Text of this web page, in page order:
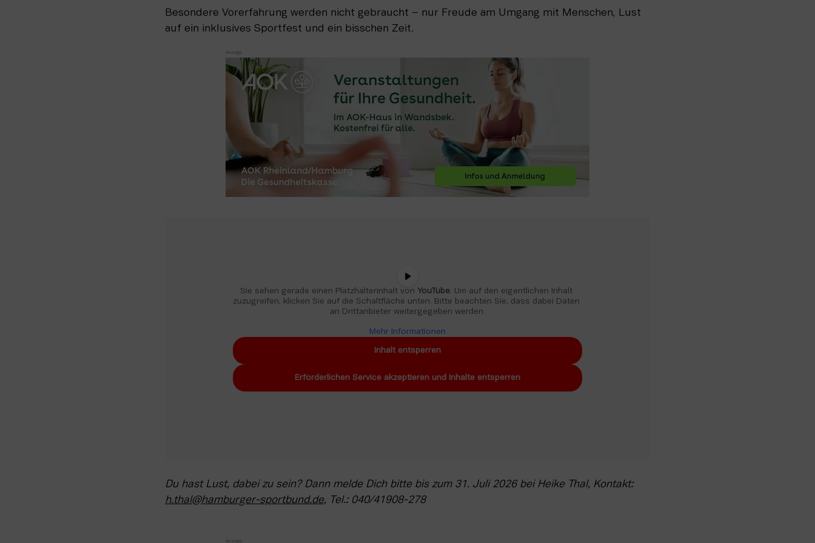
Besondere Vorerfahrung werden nicht gebraucht – nur Freude am Umgang mit Menschen, Lust
auf ein inklusives Sportfest und ein bisschen Zeit.
Sie sehen gerade einen Platzhalterinhalt von YouTube. Um auf den eigentlichen Inhalt
zuzugreifen, klicken Sie auf die Schaltfläche unten. Bitte beachten Sie, dass dabei Daten
an Drittanbieter weitergegeben werden.
Mehr Informationen
Inhalt entsperren
Erforderlichen Service akzeptieren und Inhalte entsperren
Du hast Lust, dabei zu sein? Dann melde Dich bitte bis zum 31. Juli 2026 bei Heike Thal, Kontakt:
h.thal@hamburger-sportbund.de, Tel.: 040/41908-278